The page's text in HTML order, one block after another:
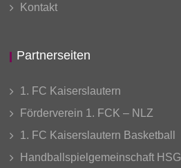
Kontakt
Partnerseiten
1. FC Kaiserslautern
Förderverein 1. FCK – NLZ
1. FC Kaiserslautern Basketball
Handballspielgemeinschaft HSG